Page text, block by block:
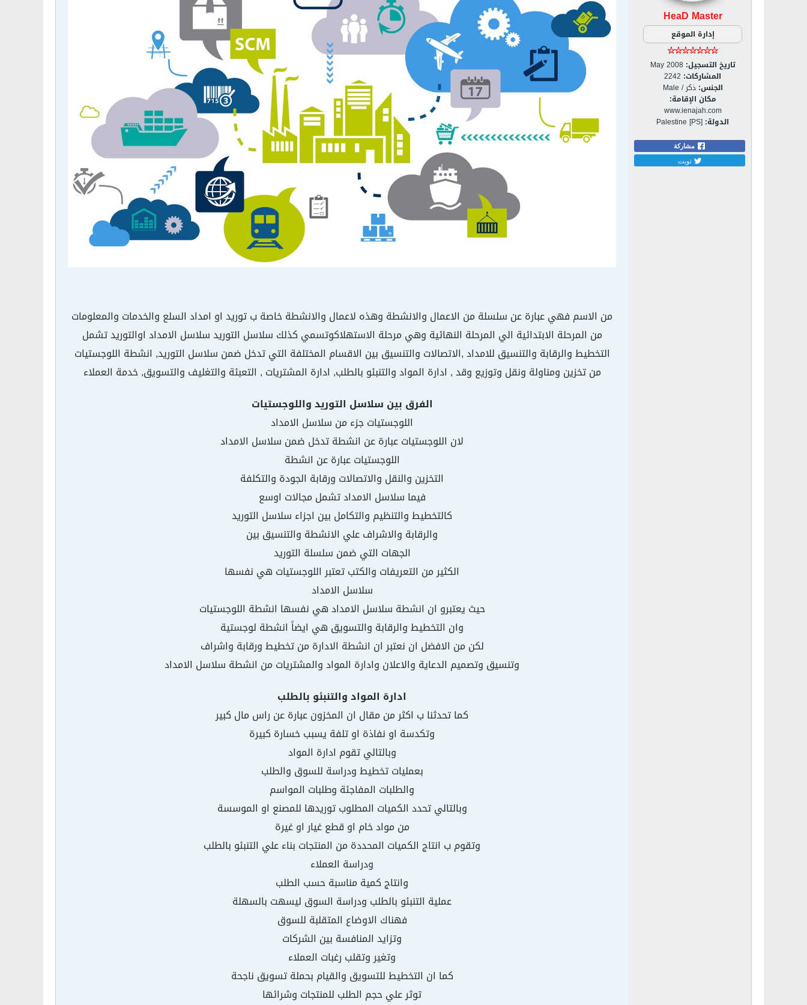
HeaD Master
إدارة الموقع
تاريخ التسجيل: May 2008
المشاركات: 2242
الجنس: ذكر / Male
مكان الإقامة:
www.ienajah.com
الدولة: Palestine [PS]
مشاركة
تويت
من الاسم فهي عبارة عن سلسلة من الاعمال والانشطة وهذه لاعمال والانشطة خاصة ب توريد او امداد السلع والخدمات والمعلومات
من المرحلة الابتدائية الي المرحلة النهائية وهي مرحلة الاستهلاكوتسمي كذلك سلاسل التوريد سلاسل الامداد اوالتوريد تشمل
التخطيط والرقابة والتنسيق للامداد ,الاتصالات والتنسيق بين الاقسام المختلفة التي تدخل ضمن سلاسل التوريد, انشطة اللوجستيات
من تخزين ومناولة ونقل وتوزيع وقد , ادارة المواد والتنبئو بالطلب, ادارة المشتريات , التعبئة والتغليف والتسويق, خدمة العملاء
الفرق بين سلاسل التوريد واللوجستيات
اللوجستيات جزء من سلاسل الامداد
لان اللوجستيات عبارة عن انشطة تدخل ضمن سلاسل الامداد
اللوجستيات عبارة عن انشطة
التخزين والنقل والاتصالات ورقابة الجودة والتكلفة
فيما سلاسل الامداد تشمل مجالات اوسع
كالتخطيط والتنظيم والتكامل بين اجزاء سلاسل التوريد
والرقابة والاشراف علي الانشطة والتنسيق بين
الجهات التي ضمن سلسلة التوريد
الكثير من التعريفات والكتب تعتبر اللوجستيات هي نفسها
سلاسل الامداد
حيث يعتبرو ان انشطة سلاسل الامداد هي نفسها انشطة اللوجستيات
وان التخطيط والرقابة والتسويق هي ايضاً انشطة لوجستية
لكن من الافضل ان نعتبر ان انشطة الادارة من تخطيط ورقابة واشراف
وتنسيق وتصميم الدعاية والاعلان وادارة المواد والمشتريات من انشطة سلاسل الامداد
ادارة المواد والتنبئو بالطلب
كما تحدثنا ب اكثر من مقال ان المخزون عبارة عن راس مال كبير
وتكدسة او نفاذة او تلفة يسبب خسارة كبيرة
وبالتالي تقوم ادارة المواد
بعمليات تخطيط ودراسة للسوق والطلب
والطلبات المفاجئة وطلبات المواسم
وبالتالي تحدد الكميات المطلوب توريدها للمصنع او الموسسة
من مواد خام او قطع غيار او غيرة
وتقوم ب انتاج الكميات المحددة من المنتجات بناء علي التنبئو بالطلب
ودراسة العملاء
وانتاج كمية مناسبة حسب الطلب
عملية التنبئو بالطلب ودراسة السوق ليسهت بالسهلة
فهناك الاوضاع المتقلبة للسوق
وتزايد المنافسة بين الشركات
وتغير وتقلب رغبات العملاء
كما ان التخطيط للتسويق والقيام بحملة تسويق ناجحة
توثر علي حجم الطلب للمنتجات وشرائها